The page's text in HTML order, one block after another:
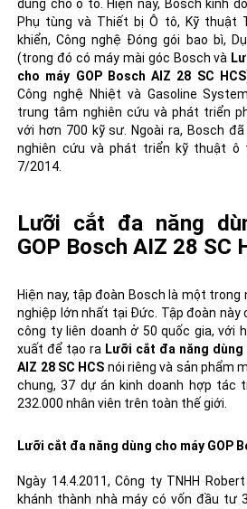
dùng cho ô tô. Hiện nay, Bosch kinh
Phụ tùng và Thiết bị Ô tô, Kỹ thuật
khiển, Công nghệ Đóng gói bao bì,
(trong đó có máy mài góc Bosch và
cho máy GOP Bosch AIZ 28 SC HCS
Công nghệ Nhiệt và Gasoline
trung tâm nghiên cứu và phát triển
với hơn 700 kỹ sư. Ngoài ra, Bosch
nghiên cứu và phát triển kỹ thuật ô
7/2014.
Lưỡi cắt đa năng
GOP Bosch AIZ 28 SC
Hiện nay, tập đoàn Bosch là một trong
nghiệp lớn nhất tại Đức. Tập đoàn này
công ty liên doanh ở 50 quốc gia, với
xuất để tạo ra Lưỡi cắt đa năng dùng
AIZ 28 SC HCS nói riêng và sản phẩm
chung, 37 dự án kinh doanh hợp tác
232.000 nhân viên trên toàn thế giới.
Lưỡi cắt đa năng dùng cho máy GOP
Ngày 14.4.2011, Công ty TNHH
khánh thành nhà máy có vốn đầu tư